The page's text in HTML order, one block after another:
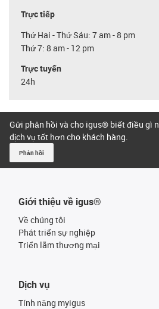
Trực tiếp
Thứ Hai - Thứ Sáu: 7 am - 8 pm
Thứ 7: 8 am - 12 pm
Trực tuyến
24h
Gửi phản hồi và cho igus® biết điều gì
dịch vụ tốt hơn cho khách hàng.
Phản hồi
Giới thiệu về igus®
Về chúng tôi
Phát triển sự nghiệp
Triển lãm thương mại
Dịch vụ
Tính năng myigus